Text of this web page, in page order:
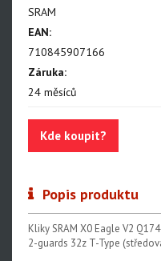
X01DH
GX
GX DH
NX
Hammerhead Karoo
Red AXS E1
Force AXS E1
SRAM
EAN:
710845907166
Záruka:
24 měsíců
Kde koupit?
Popis produktu
Kliky SRAM X0 Eagle V2
2-guards 32z T-Type